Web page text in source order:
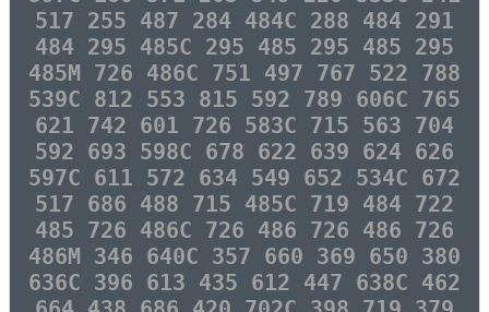
517 255 487 284 484C 288 484 291
484 295 485C 295 485 295 485 295
485M 726 486C 751 497 767 522 788
539C 812 553 815 592 789 606C 765
621 742 601 726 583C 715 563 704
592 693 598C 678 622 639 624 626
597C 611 572 634 549 652 534C 672
517 686 488 715 485C 719 484 722
485 726 486C 726 486 726 486 726
486M 346 640C 357 660 369 650 380
636C 396 613 435 612 447 638C 462